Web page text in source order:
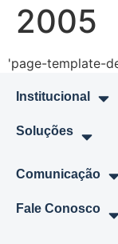
2005
'page-template-
Institucional
Soluções
Comunicação
Fale Conosco